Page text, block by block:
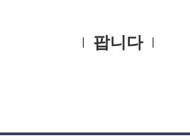
팝니다